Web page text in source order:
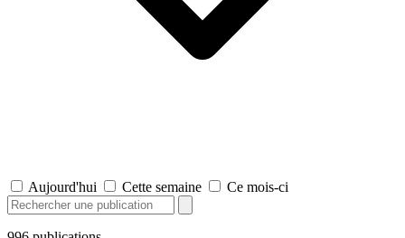
Aujourd'hui Cette semaine Ce mois-ci